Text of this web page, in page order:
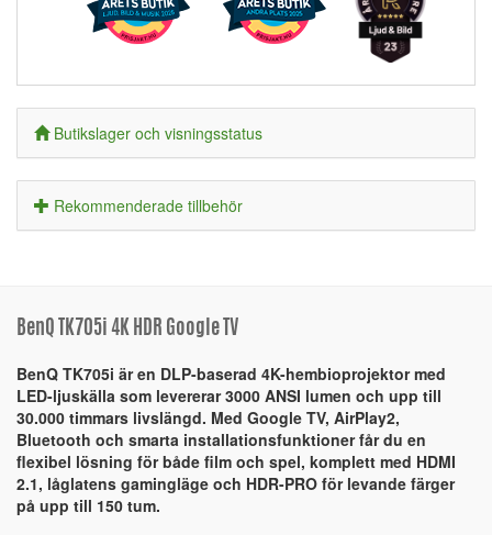
Butikslager och visningsstatus
Rekommenderade tillbehör
BenQ TK705i 4K HDR Google TV
BenQ TK705i är en DLP-baserad 4K-hembioprojektor med
LED-ljuskälla som levererar 3000 ANSI lumen och upp till
30.000 timmars livslängd. Med Google TV, AirPlay2,
Bluetooth och smarta installationsfunktioner får du en
flexibel lösning för både film och spel, komplett med HDMI
2.1, låglatens gamingläge och HDR-PRO för levande färger
på upp till 150 tum.